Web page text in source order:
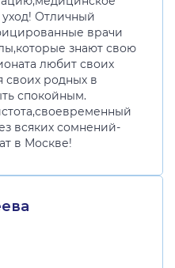
Отличный
врачи
знают свою
любит своих
своих родных в
спокойным.
всяких сомнений-
в Москве!